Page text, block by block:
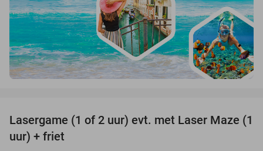
22%
Lasergame (1 of 2 uur) evt. met Laser Maze (1
uur) + friet